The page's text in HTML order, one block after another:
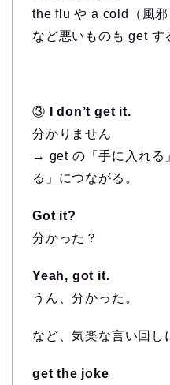
the flu や a cold（風邪
など悪いものも get す
③
I don’t get it.
分かりません
→ get の「手に入れる
る」につながる。
Got it?
分かった？
Yeah, got it.
うん、分かった。
など、気楽な言い回し
get the joke